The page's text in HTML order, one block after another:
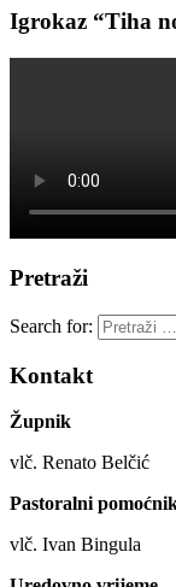
Igrokaz “Tiha
Pretraži
Search for:
Kontakt
Župnik
vlč. Renato Belčić
Pastoralni
vlč. Ivan Bingula